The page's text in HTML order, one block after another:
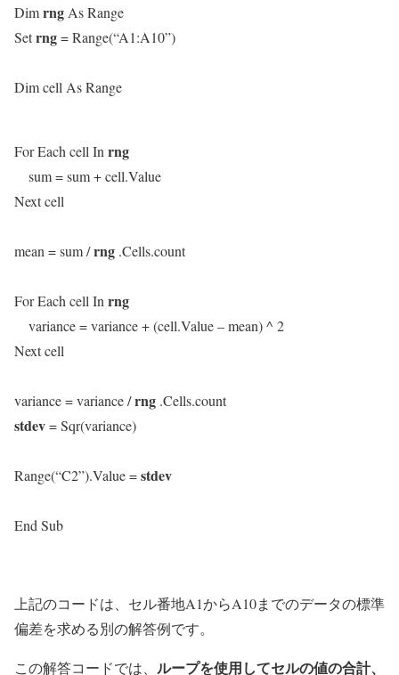
Dimrng As Range
Setrng= Range(“A1:A10”)
Dim cell As Range
For Each cell In rng
sum = sum + cell.Value
Next cell
mean = sum /rng .Cells.count
For Each cell In rng
variance = variance + (cell.Value – mean) ^ 2
Next cell
variance = variance /rng .Cells.count
stdev= Sqr(variance)
Range(“C2”).Value =stdev
End Sub
上記のコードは、セル番地A1からA10までのデータの標準
偏差を求める別の解答例です。
この解答コードでは、 ループを使用してセルの値の合計、